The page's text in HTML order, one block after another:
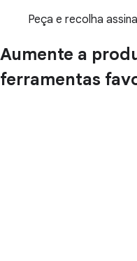
Peça e recolha
Aumente a
ferramentas